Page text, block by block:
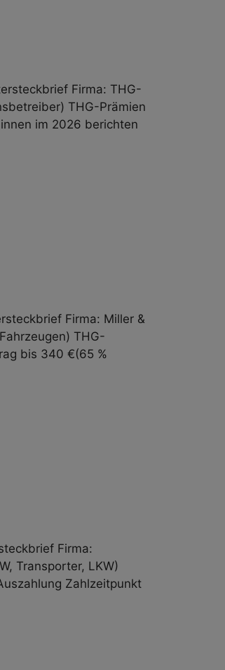
Firma: THG-
THG-Prämien
im 2026 berichten
Firma: Miller &
THG-
bis 340 €(65 %
Firma:
Transporter, LKW)
Zahl­zeit­punkt